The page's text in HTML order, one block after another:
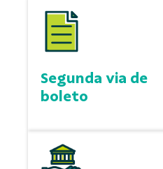
Segunda via de
boleto